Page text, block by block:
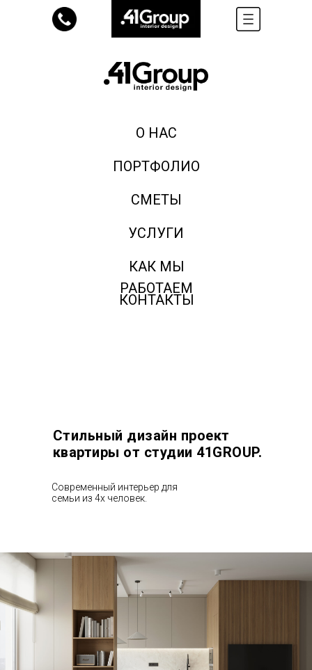
О НАС
ПОРТФОЛИО
СМЕТЫ
УСЛУГИ
КАК МЫ
РАБОТАЕМ
КОНТАКТЫ
Стильный дизайн проект
квартиры от студии 41GROUP.
Современный интерьер для
семьи из 4х человек.